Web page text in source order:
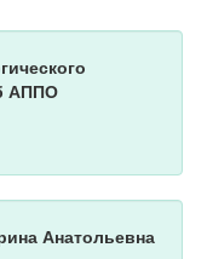
АППО
Анатольевна